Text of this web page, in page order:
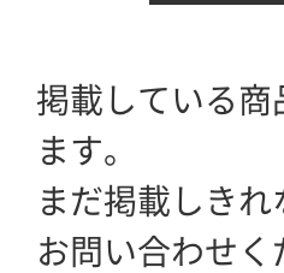
掲載している
ます。
まだ掲載しき
お問い合わせく